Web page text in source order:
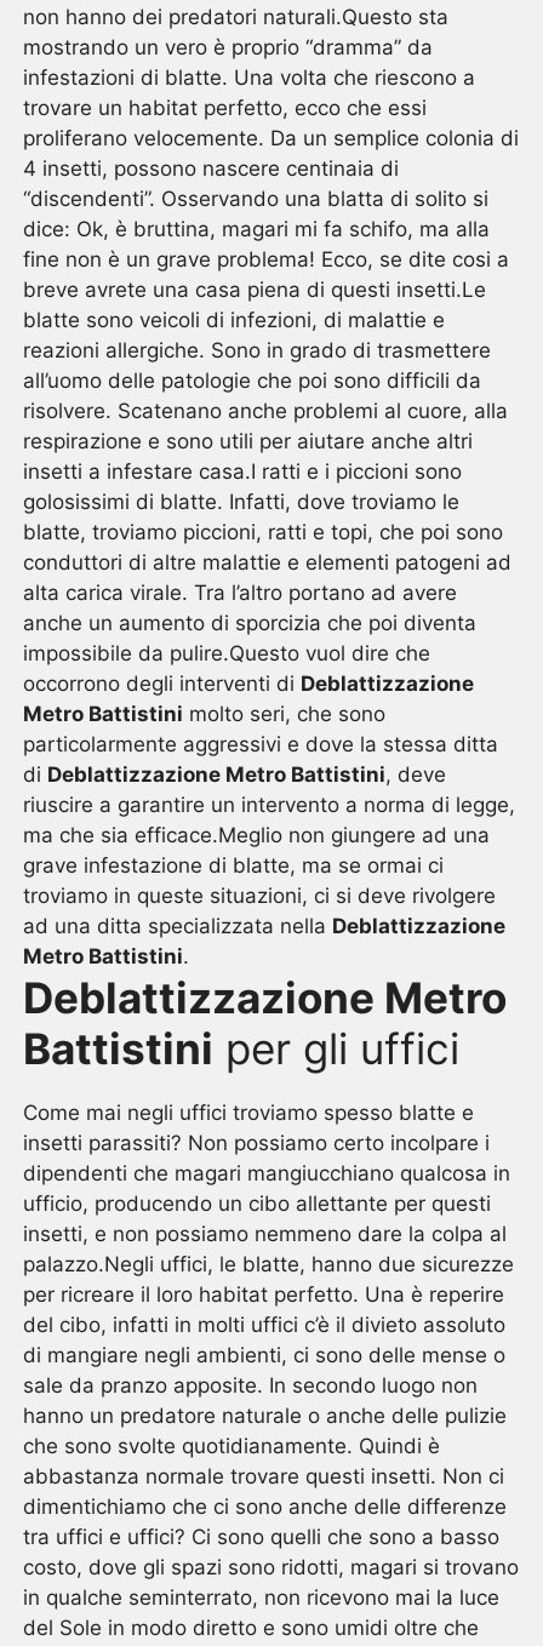
non hanno dei predatori naturali.Questo sta
mostrando un vero è proprio “dramma” da
infestazioni di blatte. Una volta che riescono a
trovare un habitat perfetto, ecco che essi
proliferano velocemente. Da un semplice colonia di
4 insetti, possono nascere centinaia di
“discendenti”. Osservando una blatta di solito si
dice: Ok, è bruttina, magari mi fa schifo, ma alla
fine non è un grave problema! Ecco, se dite cosi a
breve avrete una casa piena di questi insetti.Le
blatte sono veicoli di infezioni, di malattie e
reazioni allergiche. Sono in grado di trasmettere
all’uomo delle patologie che poi sono difficili da
risolvere. Scatenano anche problemi al cuore, alla
respirazione e sono utili per aiutare anche altri
insetti a infestare casa.I ratti e i piccioni sono
golosissimi di blatte. Infatti, dove troviamo le
blatte, troviamo piccioni, ratti e topi, che poi sono
conduttori di altre malattie e elementi patogeni ad
alta carica virale. Tra l’altro portano ad avere
anche un aumento di sporcizia che poi diventa
impossibile da pulire.Questo vuol dire che
occorrono degli interventi di Deblattizzazione
Metro Battistini molto seri, che sono
particolarmente aggressivi e dove la stessa ditta
di Deblattizzazione Metro Battistini, deve
riuscire a garantire un intervento a norma di legge,
ma che sia efficace.Meglio non giungere ad una
grave infestazione di blatte, ma se ormai ci
troviamo in queste situazioni, ci si deve rivolgere
ad una ditta specializzata nella Deblattizzazione
Metro Battistini.
Deblattizzazione Metro
Battistini per gli uffici
Come mai negli uffici troviamo spesso blatte e
insetti parassiti? Non possiamo certo incolpare i
dipendenti che magari mangiucchiano qualcosa in
ufficio, producendo un cibo allettante per questi
insetti, e non possiamo nemmeno dare la colpa al
palazzo.Negli uffici, le blatte, hanno due sicurezze
per ricreare il loro habitat perfetto. Una è reperire
del cibo, infatti in molti uffici c’è il divieto assoluto
di mangiare negli ambienti, ci sono delle mense o
sale da pranzo apposite. In secondo luogo non
hanno un predatore naturale o anche delle pulizie
che sono svolte quotidianamente. Quindi è
abbastanza normale trovare questi insetti. Non ci
dimentichiamo che ci sono anche delle differenze
tra uffici e uffici? Ci sono quelli che sono a basso
costo, dove gli spazi sono ridotti, magari si trovano
in qualche seminterrato, non ricevono mai la luce
del Sole in modo diretto e sono umidi oltre che